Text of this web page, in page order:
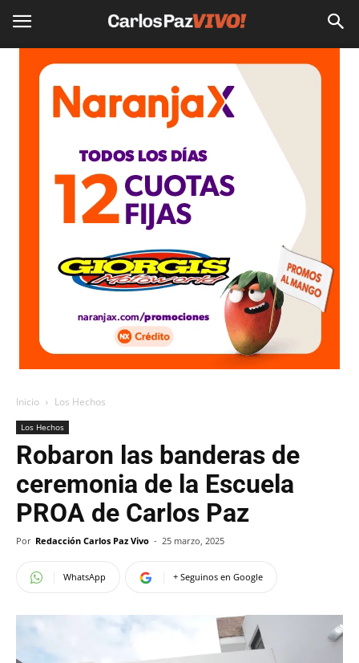
Inicio Los Hechos
Los Hechos
Robaron las banderas de
ceremonia de la Escuela
PROA de Carlos Paz
Por Redacción Carlos Paz Vivo - 25 marzo, 2025
WhatsApp + Seguinos en Google